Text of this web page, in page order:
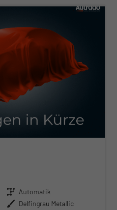
Getriebe Automatik
Außenfarbe Delfingrau Metallic